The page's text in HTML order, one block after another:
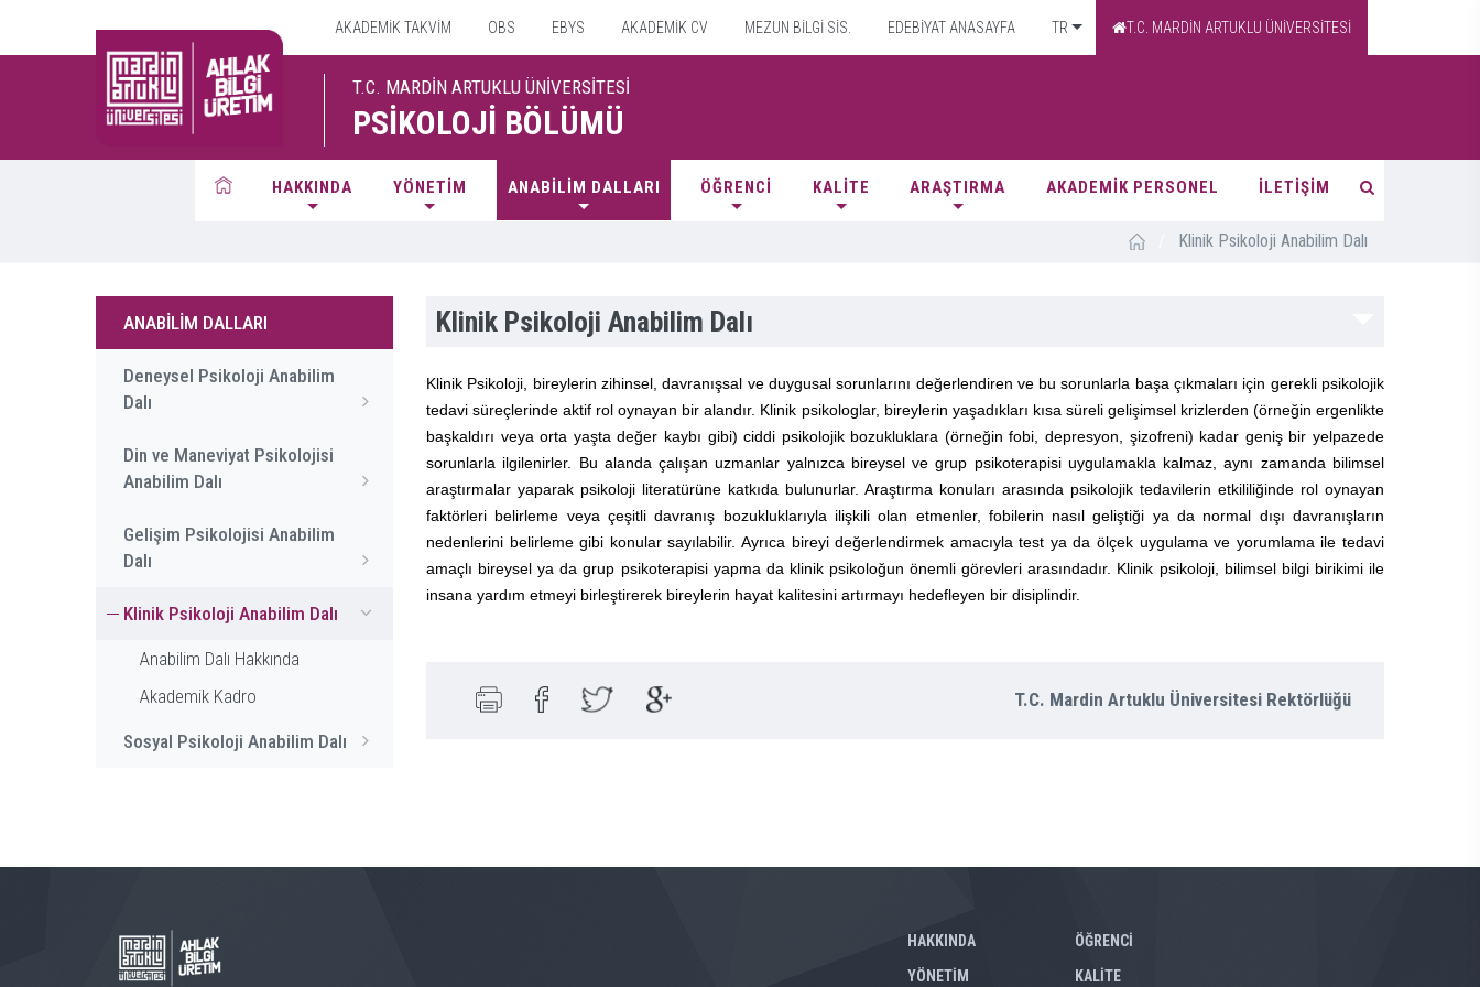
AKADEMİK TAKVİM OBS EBYS AKADEMİK CV MEZUN BİLGİ SİS. EDEBİYAT ANASAYFA TR T.C. MARDİN ARTUKLU ÜNİVERSİTESİ
T.C. MARDİN ARTUKLU ÜNİVERSİTESİ
PSİKOLOJİ BÖLÜMÜ
HAKKINDA YÖNETİM ANABİLİM DALLARI ÖĞRENCİ KALİTE ARAŞTIRMA AKADEMİK PERSONEL İLETİŞİM
Klinik Psikoloji Anabilim Dalı
ANABİLİM DALLARI
Deneysel Psikoloji Anabilim
Dalı
Din ve Maneviyat Psikolojisi
Anabilim Dalı
Gelişim Psikolojisi Anabilim
Dalı
Klinik Psikoloji Anabilim Dalı
Anabilim Dalı Hakkında
Akademik Kadro
Sosyal Psikoloji Anabilim Dalı
Klinik Psikoloji Anabilim Dalı
Klinik Psikoloji, bireylerin zihinsel, davranışsal ve duygusal sorunlarını değerlendiren ve bu sorunlarla başa çıkmaları için gerekli psikolojik
tedavi süreçlerinde aktif rol oynayan bir alandır. Klinik psikologlar, bireylerin yaşadıkları kısa süreli gelişimsel krizlerden (örneğin ergenlikte
başkaldırı veya orta yaşta değer kaybı gibi) ciddi psikolojik bozukluklara (örneğin fobi, depresyon, şizofreni) kadar geniş bir yelpazede
sorunlarla ilgilenirler. Bu alanda çalışan uzmanlar yalnızca bireysel ve grup psikoterapisi uygulamakla kalmaz, aynı zamanda bilimsel
araştırmalar yaparak psikoloji literatürüne katkıda bulunurlar. Araştırma konuları arasında psikolojik tedavilerin etkililiğinde rol oynayan
faktörleri belirleme veya çeşitli davranış bozukluklarıyla ilişkili olan etmenler, fobilerin nasıl geliştiği ya da normal dışı davranışların
nedenlerini belirleme gibi konular sayılabilir. Ayrıca bireyi değerlendirmek amacıyla test ya da ölçek uygulama ve yorumlama ile tedavi
amaçlı bireysel ya da grup psikoterapisi yapma da klinik psikoloğun önemli görevleri arasındadır. Klinik psikoloji, bilimsel bilgi birikimi ile
insana yardım etmeyi birleştirerek bireylerin hayat kalitesini artırmayı hedefleyen bir disiplindir.
T.C. Mardin Artuklu Üniversitesi Rektörlüğü
HAKKINDA
YÖNETİM
ÖĞRENCİ
KALİTE